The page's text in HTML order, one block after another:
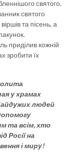
святого.
святого
та пісень, а
приділив кожній
зробити їх
у храмах
людей
та всім, хто
Росії на
і миру!